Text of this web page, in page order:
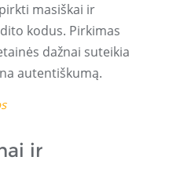
masiškai ir
kodus. Pirkimas
dažnai suteikia
autentiškumą.
ir